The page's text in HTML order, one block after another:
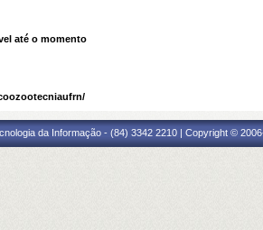
até o momento
da Informação - (84) 3342 2210 | Copyright ©